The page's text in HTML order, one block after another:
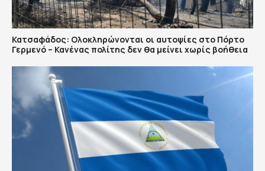
Κατσαφάδος: Ολοκληρώνονται οι αυτοψίες στο Πόρτο
Γερμενό – Κανένας πολίτης δεν θα μείνει χωρίς βοήθεια